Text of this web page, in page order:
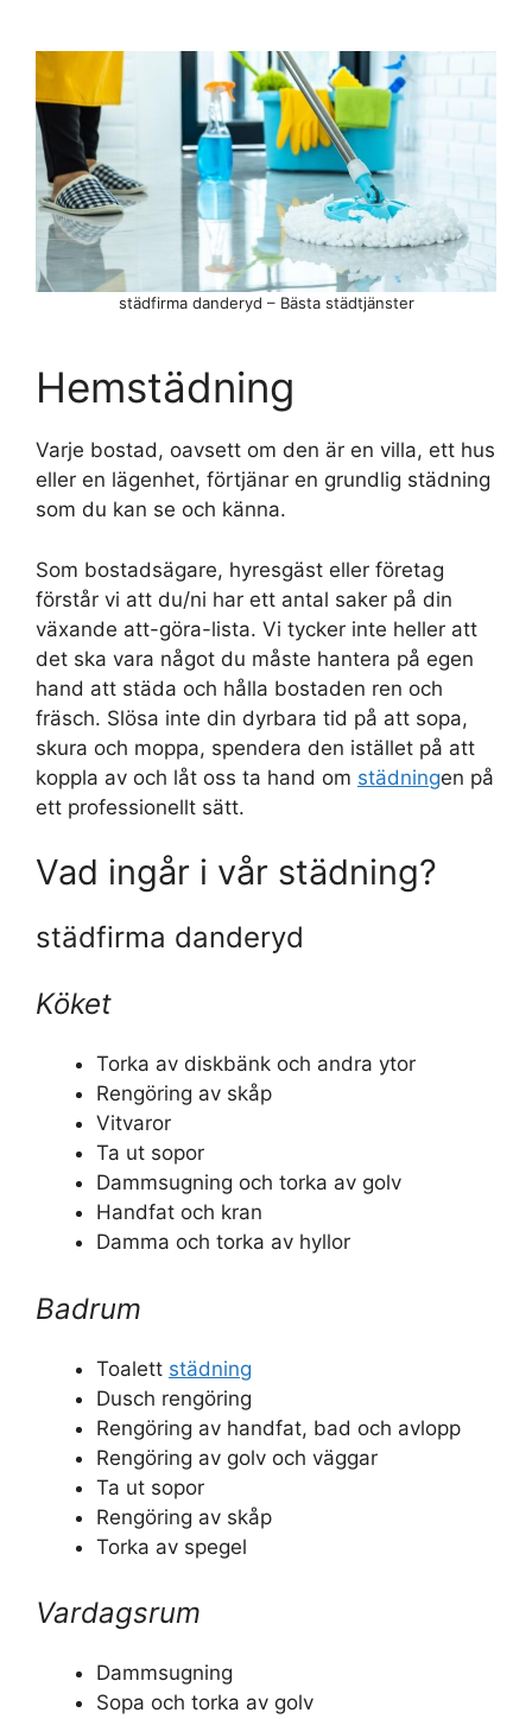
städfirma danderyd – Bästa städtjänster
Hemstädning
Varje bostad, oavsett om den är en villa, ett hus
eller en lägenhet, förtjänar en grundlig städning
som du kan se och känna.
Som bostadsägare, hyresgäst eller företag
förstår vi att du/ni har ett antal saker på din
växande att-göra-lista. Vi tycker inte heller att
det ska vara något du måste hantera på egen
hand att städa och hålla bostaden ren och
fräsch. Slösa inte din dyrbara tid på att sopa,
skura och moppa, spendera den istället på att
koppla av och låt oss ta hand om städningen på
ett professionellt sätt.
Vad ingår i vår städning?
städfirma danderyd
Köket
Torka av diskbänk och andra ytor
Rengöring av skåp
Vitvaror
Ta ut sopor
Dammsugning och torka av golv
Handfat och kran
Damma och torka av hyllor
Badrum
Toalett städning
Dusch rengöring
Rengöring av handfat, bad och avlopp
Rengöring av golv och väggar
Ta ut sopor
Rengöring av skåp
Torka av spegel
Vardagsrum
Dammsugning
Sopa och torka av golv